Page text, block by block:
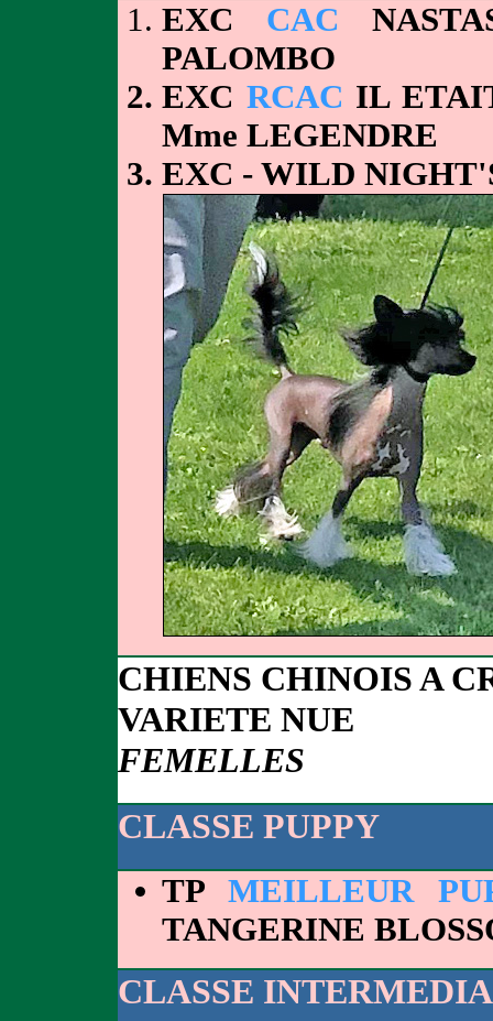
EXC CAC
PALOMBO
EXC RCAC IL
Mme LEGENDRE
EXC - WILD
CHIENS CHINOIS A
VARIETE NUE
FEMELLES
CLASSE PUPPY
TPMEILLEUR
TANGERINE
CLASSE